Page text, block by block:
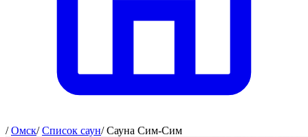
/ Омск/ Список саун/ Сауна Сим-Сим